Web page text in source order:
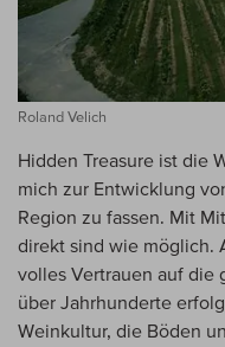
Roland Velich
Hidden Treasure ist die
mich zur Entwicklung
Region zu fassen. Mit
direkt sind wie möglich.
volles Vertrauen auf die
über Jahrhunderte
Weinkultur, die Böden